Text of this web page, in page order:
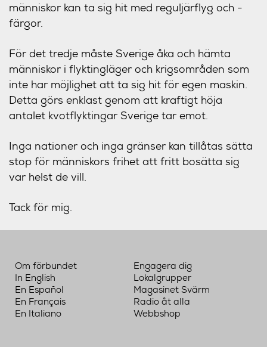
människor kan ta sig hit med reguljärflyg och -
färgor.
För det tredje måste Sverige åka och hämta
människor i flyktingläger och krigsområden som
inte har möjlighet att ta sig hit för egen maskin.
Detta görs enklast genom att kraftigt höja
antalet kvotflyktingar Sverige tar emot.
Inga nationer och inga gränser kan tillåtas sätta
stop för människors frihet att fritt bosätta sig
var helst de vill.
Tack för mig.
Om förbundet
In English
En Español
En Français
En Italiano
Engagera dig
Lokalgrupper
Magasinet Svärm
Radio åt alla
Webbshop